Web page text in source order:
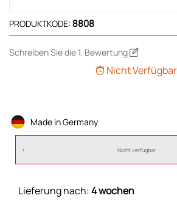
PRODUKTKODE: 8808
Schreiben Sie die 1. Bewertung
Nicht Verfügbar
Made in Germany
Nicht verfügbar
Lieferung nach:4 wochen